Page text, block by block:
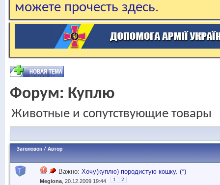
можете прочесть здесь.
Форум: Куплю
Животные и сопутствующие товары
Заголовок / Автор
Важно: Хочу(куплю) породистую кошку. (*)
Megiona , 20.12.2009 19:44 1 2